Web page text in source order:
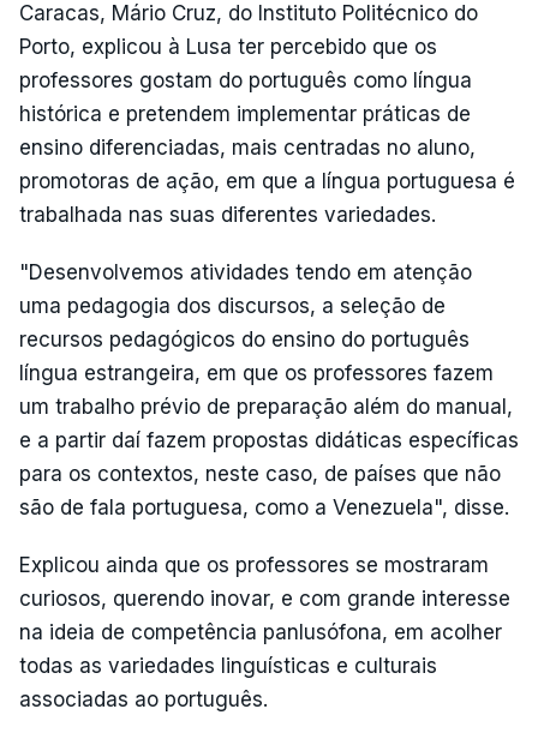
Caracas, Mário Cruz, do Instituto Politécnico do
Porto, explicou à Lusa ter percebido que os
professores gostam do português como língua
histórica e pretendem implementar práticas de
ensino diferenciadas, mais centradas no aluno,
promotoras de ação, em que a língua portuguesa é
trabalhada nas suas diferentes variedades.
"Desenvolvemos atividades tendo em atenção
uma pedagogia dos discursos, a seleção de
recursos pedagógicos do ensino do português
língua estrangeira, em que os professores fazem
um trabalho prévio de preparação além do manual,
e a partir daí fazem propostas didáticas específicas
para os contextos, neste caso, de países que não
são de fala portuguesa, como a Venezuela", disse.
Explicou ainda que os professores se mostraram
curiosos, querendo inovar, e com grande interesse
na ideia de competência panlusófona, em acolher
todas as variedades linguísticas e culturais
associadas ao português.